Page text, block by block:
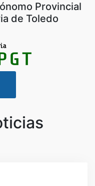
Provincial
de Toledo